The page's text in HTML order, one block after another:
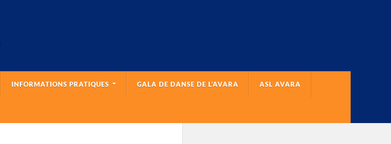
INFORMATIONS PRATIQUES GALA DE DANSE DE L’AVARA ASL AVARA